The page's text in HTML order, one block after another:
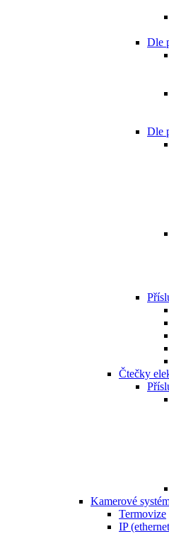
Dle
Dle
Čtečky
Kamerové
Termovize
IP